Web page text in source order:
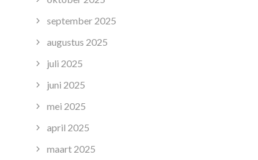
september 2025
augustus 2025
juli 2025
juni 2025
mei 2025
april 2025
maart 2025